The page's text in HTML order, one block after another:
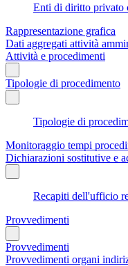
Enti di diritto privato
Rappresentazione grafica
Dati aggregati attività
Attività e procedimenti
Tipologie di procedimento
Tipologie di
Monitoraggio tempi
Dichiarazioni sostitutive e
Recapiti dell'ufficio
Provvedimenti
Provvedimenti
Provvedimenti organi